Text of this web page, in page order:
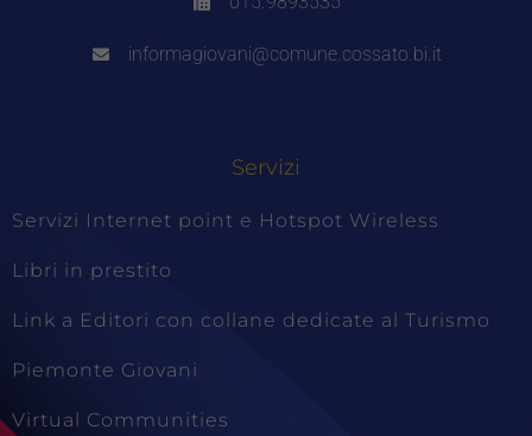
informagiovani@comune.cossato.bi.it
Servizi
Servizi Internet point e Hotspot Wireless
Libri in prestito
Link a Editori con collane dedicate al Turismo
Piemonte Giovani
Virtual Communities